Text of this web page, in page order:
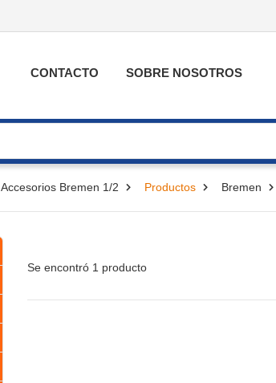
CONTACTO SOBRE NOSOTROS
Accesorios Bremen 1/2 Productos Bremen
Se encontró 1 producto